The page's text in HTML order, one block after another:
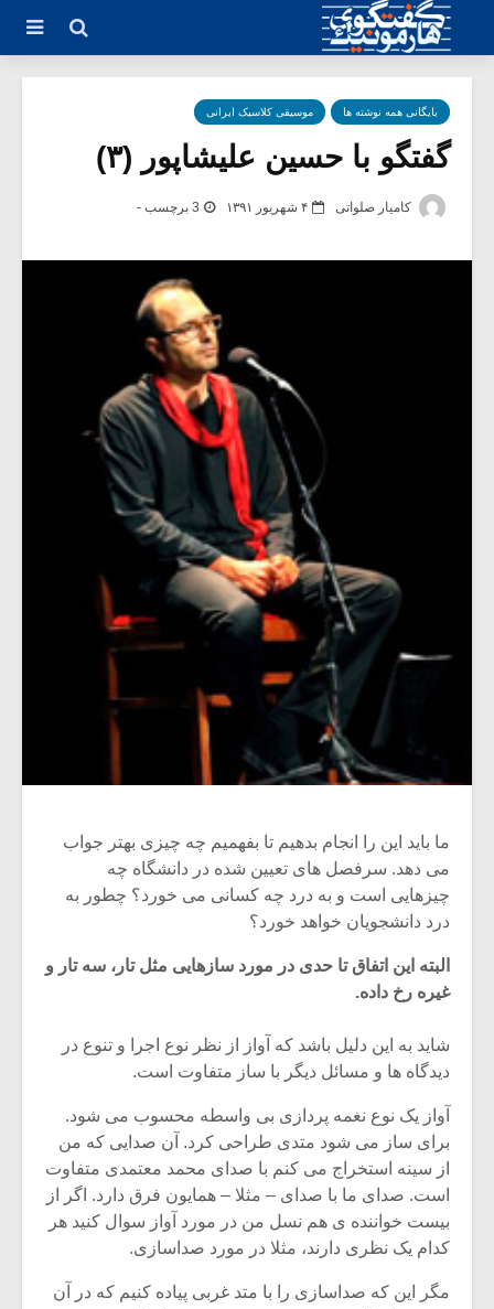
بایگانی همه نوشته ها موسیقی کلاسیک ایرانی
گفتگو با حسین علیشاپور (۳)
کامیار صلواتی ۴ شهریور ۱۳۹۱ 3 برچسب -
ما باید این را انجام بدهیم تا بفهمیم چه چیزی بهتر جواب
می دهد. سرفصل های تعیین شده در دانشگاه چه
چیزهایی است و به درد چه کسانی می خورد؟ چطور به
درد دانشجویان خواهد خورد؟‌
البته این اتفاق تا حدی در مورد سازهایی مثل تار، سه تار و
غیره رخ داده.
شاید به این دلیل باشد که آواز از نظر نوع اجرا و تنوع در
دیدگاه ها و مسائل دیگر با ساز متفاوت است.
آواز یک نوع نغمه پردازی بی واسطه محسوب می شود.
برای ساز می شود متدی طراحی کرد. آن صدایی که من
از سینه استخراج می کنم با صدای محمد معتمدی متفاوت
است. صدای ما با صدای – مثلا – همایون فرق دارد. اگر از
بیست خواننده ی هم نسل من در مورد آواز سوال کنید هر
کدام یک نظری دارند، مثلا در مورد صداسازی.
مگر این که صداسازی را با متد غربی پیاده کنیم که در آن